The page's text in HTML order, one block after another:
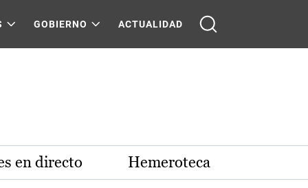
GOBIERNO ACTUALIDAD
en directo Hemeroteca